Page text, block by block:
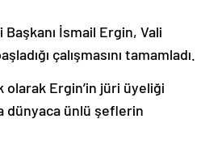
İsmail Ergin, Vali
çalışmasını tamamladı.
olarak Ergin’in jüri üyeliği
dünyaca ünlü şeflerin